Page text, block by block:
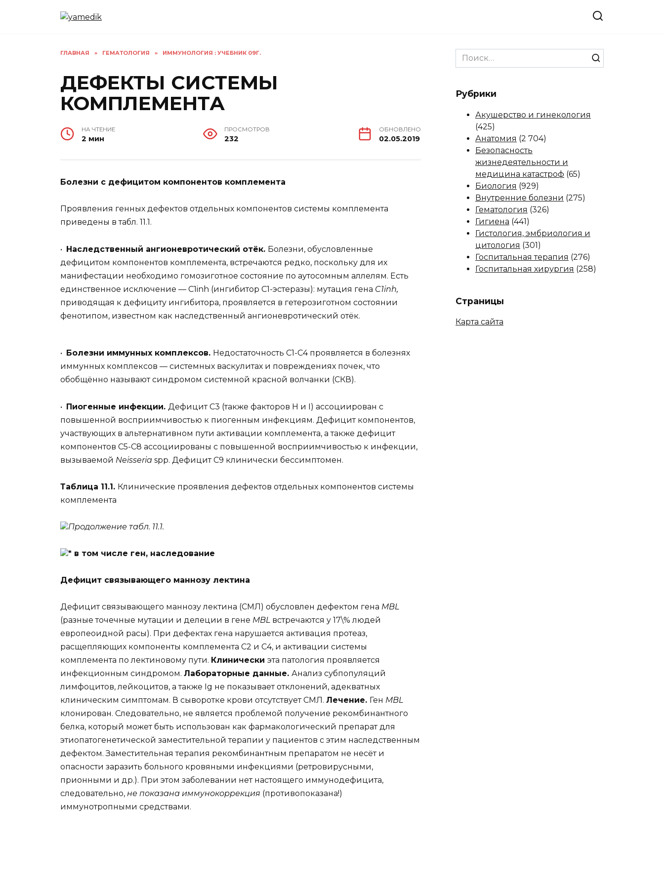
ГЛАВНАЯ » ГЕМАТОЛОГИЯ » ИММУНОЛОГИЯ : УЧЕБНИК 09Г.
ДЕФЕКТЫ СИСТЕМЫ
КОМПЛЕМЕНТА
НА ЧТЕНИЕ
2 мин
ПРОСМОТРОВ
232
ОБНОВЛЕНО
02.05.2019
Болезни с дефицитом компонентов комплемента
Проявления генных дефектов отдельных компонентов системы комплемента
приведены в табл. 11.1.
• Наследственный ангионевротический отёк. Болезни, обусловленные
дефицитом компонентов комплемента, встречаются редко, поскольку для их
манифестации необходимо гомозиготное состояние по аутосомным аллелям. Есть
единственное исключение — C1inh (ингибитор C1-эстеразы): мутация гена C1inh,
приводящая к дефициту ингибитора, проявляется в гетерозиготном состоянии
фенотипом, известном как наследственный ангионевротический отёк.
• Болезни иммунных комплексов. Недостаточность C1-C4 проявляется в болезнях
иммунных комплексов — системных васкулитах и повреждениях почек, что
обобщённо называют синдромом системной красной волчанки (СКВ).
• Пиогенные инфекции. Дефицит C3 (также факторов H и I) ассоциирован с
повышенной восприимчивостью к пиогенным инфекциям. Дефицит компонентов,
участвующих в альтернативном пути активации комплемента, а также дефицит
компонентов C5-C8 ассоциированы с повышенной восприимчивостью к инфекции,
вызываемой Neisseria spp. Дефицит C9 клинически бессимптомен.
Таблица 11.1. Клинические проявления дефектов отдельных компонентов системы
комплемента
Продолжение табл. 11.1.
* в том числе ген, наследование
Дефицит связывающего маннозу лектина
Дефицит связывающего маннозу лектина (СМЛ) обусловлен дефектом гена MBL
(разные точечные мутации и делеции в гене MBL встречаются у 17\% людей
европеоидной расы). При дефектах гена нарушается активация протеаз,
расщепляющих компоненты комплемента C2 и C4, и активации системы
комплемента по лектиновому пути. Клинически эта патология проявляется
инфекционным синдромом. Лабораторные данные. Анализ субпопуляций
лимфоцитов, лейкоцитов, а также Ig не показывает отклонений, адекватных
клиническим симптомам. В сыворотке крови отсутствует СМЛ. Лечение. Ген MBL
клонирован. Следовательно, не является проблемой получение рекомбинантного
белка, который может быть использован как фармакологический препарат для
этиопатогенетической заместительной терапии у пациентов с этим наследственным
дефектом. Заместительная терапия рекомбинантным препаратом не несёт и
опасности заразить больного кровяными инфекциями (ретровирусными,
прионными и др.). При этом заболевании нет настоящего иммунодефицита,
следовательно, не показана иммунокоррекция (противопоказана!)
иммунотропными средствами.
Search
for:
Рубрики
Акушерство и гинекология
(425)
Анатомия (2 704)
Безопасность
жизнедеятельности и
медицина катастроф (65)
Биология (929)
Внутренние болезни (275)
Гематология (326)
Гигиена (441)
Гистология, эмбриология и
цитология (301)
Госпитальная терапия (276)
Госпитальная хирургия (258)
Страницы
Карта сайта